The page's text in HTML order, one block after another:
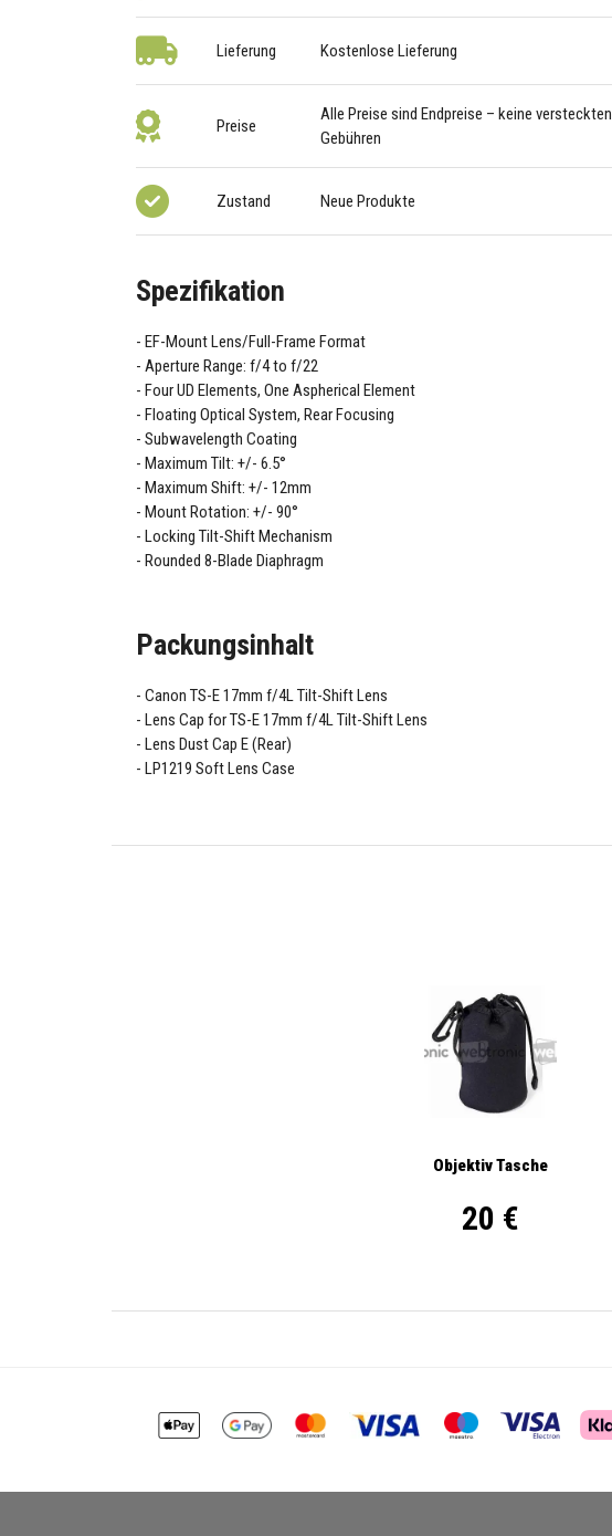
Lieferung Kostenlose Lieferung
Preise
Alle Preise sind Endpreise – keine versteckten
Gebühren
Zustand Neue Produkte
Spezifikation
EF-Mount Lens/Full-Frame Format
Aperture Range: f/4 to f/22
Four UD Elements, One Aspherical Element
Floating Optical System, Rear Focusing
Subwavelength Coating
Maximum Tilt: +/- 6.5°
Maximum Shift: +/- 12mm
Mount Rotation: +/- 90°
Locking Tilt-Shift Mechanism
Rounded 8-Blade Diaphragm
Packungsinhalt
Canon TS-E 17mm f/4L Tilt-Shift Lens
Lens Cap for TS-E 17mm f/4L Tilt-Shift Lens
Lens Dust Cap E (Rear)
LP1219 Soft Lens Case
Objektiv Tasche
20 €